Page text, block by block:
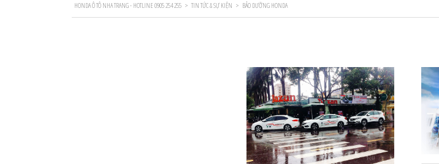
HONDA Ô TÔ NHA TRANG - HOTLINE 0905 254 255 > TIN TỨC & SỰ KIỆN > BẢO DƯỠNG HONDA